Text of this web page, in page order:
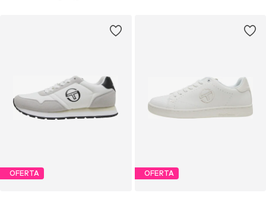
OFERTA OFERTA